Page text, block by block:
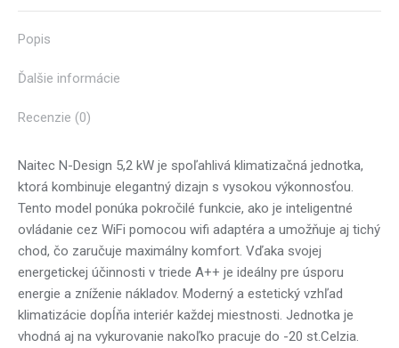
Popis
Ďalšie informácie
Recenzie (0)
Naitec N-Design 5,2 kW je spoľahlivá klimatizačná jednotka,
ktorá kombinuje elegantný dizajn s vysokou výkonnosťou.
Tento model ponúka pokročilé funkcie, ako je inteligentné
ovládanie cez WiFi pomocou wifi adaptéra a umožňuje aj tichý
chod, čo zaručuje maximálny komfort. Vďaka svojej
energetickej účinnosti v triede A++ je ideálny pre úsporu
energie a zníženie nákladov. Moderný a estetický vzhľad
klimatizácie dopĺňa interiér každej miestnosti. Jednotka je
vhodná aj na vykurovanie nakoľko pracuje do -20 st.Celzia.